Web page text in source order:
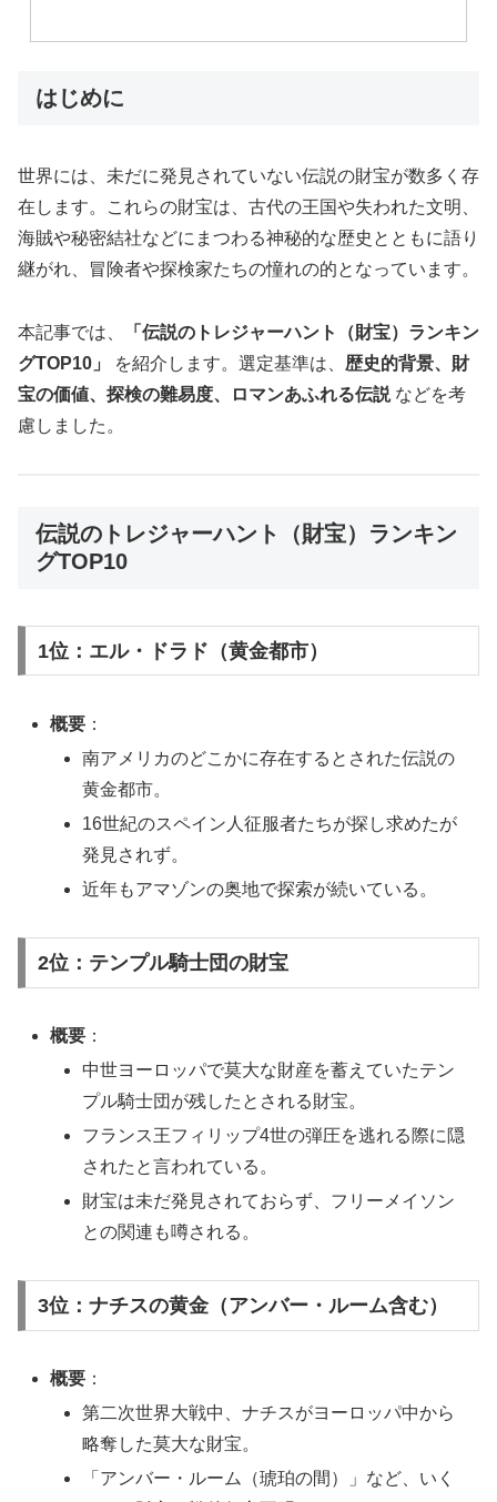
はじめに
世界には、未だに発見されていない伝説の財宝が数多く存
在します。これらの財宝は、古代の王国や失われた文明、
海賊や秘密結社などにまつわる神秘的な歴史とともに語り
継がれ、冒険者や探検家たちの憧れの的となっています。
本記事では、
「伝説のトレジャーハント（財宝）ランキン
グTOP10」
を紹介します。選定基準は、 歴史的背景、財
宝の価値、探検の難易度、ロマンあふれる伝説などを考
慮しました。
伝説のトレジャーハント（財宝）ランキン
グTOP10
1位：エル・ドラド（黄金都市）
概要 ：
南アメリカのどこかに存在するとされた伝説の
黄金都市。
16世紀のスペイン人征服者たちが探し求めたが
発見されず。
近年もアマゾンの奥地で探索が続いている。
2位：テンプル騎士団の財宝
概要 ：
中世ヨーロッパで莫大な財産を蓄えていたテン
プル騎士団が残したとされる財宝。
フランス王フィリップ4世の弾圧を逃れる際に隠
されたと言われている。
財宝は未だ発見されておらず、フリーメイソン
との関連も噂される。
3位：ナチスの黄金（アンバー・ルーム含む）
概要 ：
第二次世界大戦中、ナチスがヨーロッパ中から
略奪した莫大な財宝。
「アンバー・ルーム（琥珀の間）」など、いく